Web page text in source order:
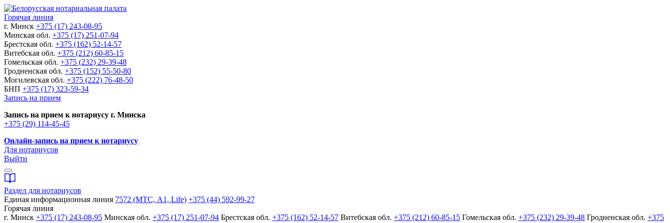
Горячая линия
г. Минск +375 (17) 243-08-95
Минская обл. +375 (17) 251-07-94
Брестская обл. +375 (162) 52-14-57
Витебская обл. +375 (212) 60-85-15
Гомельская обл. +375 (232) 29-39-48
Гродненская обл. +375 (152) 55-50-80
Могилевская обл. +375 (222) 76-48-50
БНП +375 (17) 323-59-34
Запись на прием
Запись на прием к нотариусу г. Минска
+375 (29) 114-45-45
Онлайн-запись на прием к нотариусу
Для нотариусов
Выйти
Раздел для нотариусов
Единая информационная линия 7572 (МТС, A1, Life) +375 (44) 592-99-27
Горячая линия
г. Минск +375 (17) 243-08-95 Минская обл. +375 (17) 251-07-94 Брестская обл. +375 (162) 52-14-57 Витебская обл. +375 (212) 60-85-15 Гомельская обл. +375 (232) 29-39-48 Гродненская обл. +375